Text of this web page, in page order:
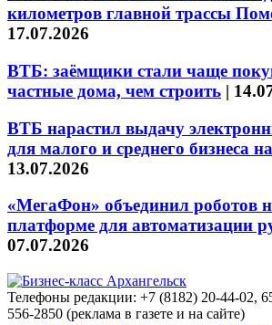
километров главной трассы
17.07.2026
ВТБ: заёмщики стали чаще
частные дома, чем строить |
ВТБ нарастил выдачу
для малого и среднего бизнеса
13.07.2026
«МегаФон» объединил роботов
платформе для автоматизации
07.07.2026
Телефоны редакции: +7 (8182) 20-44-02,
556-2850 (реклама в газете и на сайте)